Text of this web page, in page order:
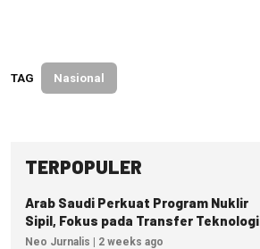
TAG Nasional
TERPOPULER
Arab Saudi Perkuat Program Nuklir
Sipil, Fokus pada Transfer Teknologi
dan Kedaulatan Energi
Neo Jurnalis | 2 weeks ago